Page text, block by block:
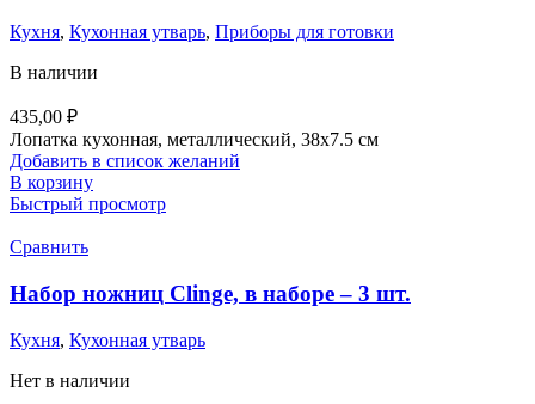
Кухня, Кухонная утварь, Приборы для готовки
В наличии
435,00 ₽
Лопатка кухонная, металлический, 38х7.5 см
Добавить в список желаний
В корзину
Быстрый просмотр
Сравнить
Набор ножниц Clinge, в наборе – 3 шт.
Кухня, Кухонная утварь
Нет в наличии